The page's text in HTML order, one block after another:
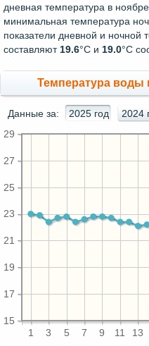
дневная температура в
минимальная температура
показатели дневной и ночной
составляют19.6°С и 19.0°С
Температура воды
Данные за: 2025 год 2024
1 3 5 7 9 11 13
15
17
19
21
23
25
27
29